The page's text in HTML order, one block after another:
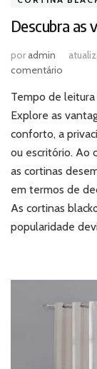
Descubra as
poradmin
comentário
as
das
cortinas
Tempo de leitura
Explore as
conforto, a
ou escritório. Ao
as cortinas
em termos de
As cortinas
popularidade